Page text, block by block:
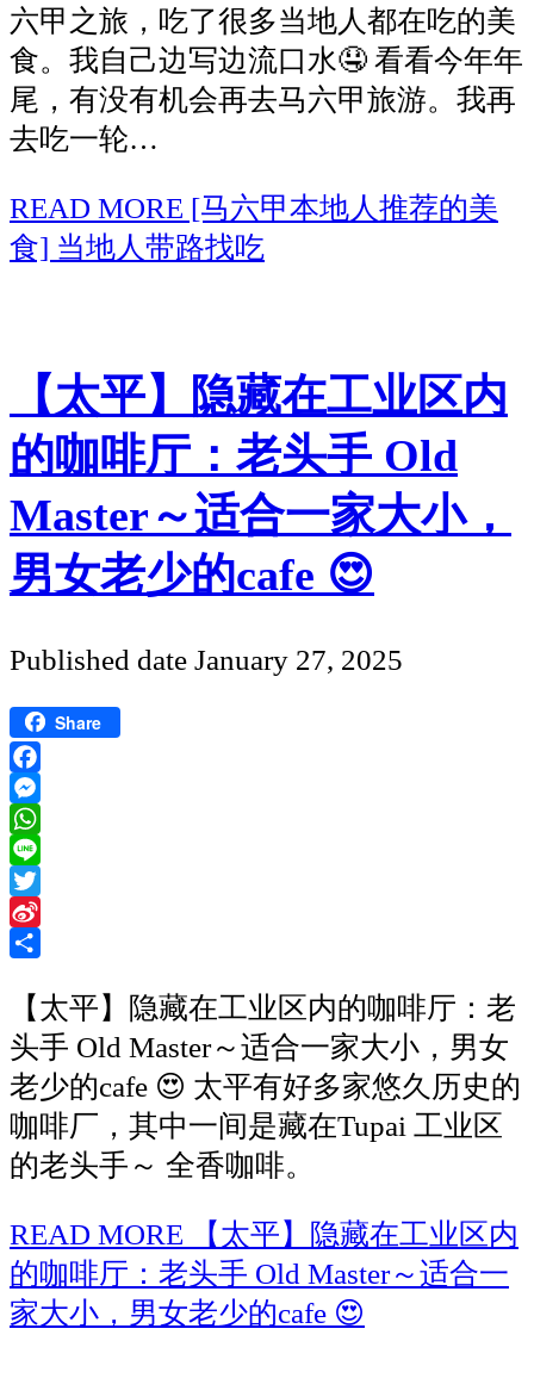
六甲之旅，吃了很多当地人都在吃的美
食。我自己边写边流口水🤤 看看今年年
尾，有没有机会再去马六甲旅游。我再
去吃一轮…
READ MORE [马六甲本地人推荐的美
食] 当地人带路找吃
【太平】隐藏在工业区内
的咖啡厅：老头手 Old
Master～适合一家大小，
男女老少的cafe 😍
Published date January 27, 2025
Share
Facebook
Messenger
WhatsApp
Line
Twitter
Sina
【太平】隐藏在工业区内的咖啡厅：老
头手 Old Master～适合一家大小，男女
老少的cafe 😍 太平有好多家悠久历史的
咖啡厂，其中一间是藏在Tupai 工业区
的老头手～ 全香咖啡。
READ MORE 【太平】隐藏在工业区内
的咖啡厅：老头手 Old Master～适合一
家大小，男女老少的cafe 😍